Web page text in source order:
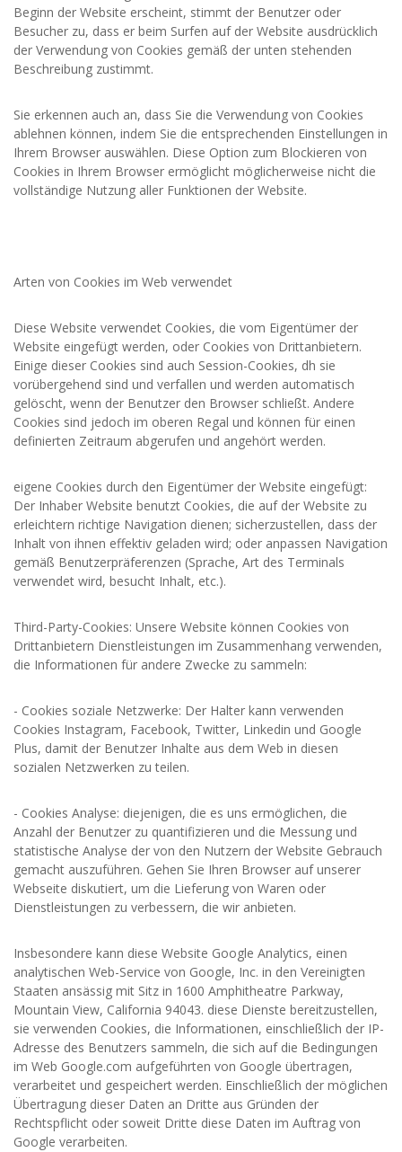
Beginn der Website erscheint, stimmt der Benutzer oder
Besucher zu, dass er beim Surfen auf der Website ausdrücklich
der Verwendung von Cookies gemäß der unten stehenden
Beschreibung zustimmt.
Sie erkennen auch an, dass Sie die Verwendung von Cookies
ablehnen können, indem Sie die entsprechenden Einstellungen in
Ihrem Browser auswählen. Diese Option zum Blockieren von
Cookies in Ihrem Browser ermöglicht möglicherweise nicht die
vollständige Nutzung aller Funktionen der Website.
Arten von Cookies im Web verwendet
Diese Website verwendet Cookies, die vom Eigentümer der
Website eingefügt werden, oder Cookies von Drittanbietern.
Einige dieser Cookies sind auch Session-Cookies, dh sie
vorübergehend sind und verfallen und werden automatisch
gelöscht, wenn der Benutzer den Browser schließt. Andere
Cookies sind jedoch im oberen Regal und können für einen
definierten Zeitraum abgerufen und angehört werden.
eigene Cookies durch den Eigentümer der Website eingefügt:
Der Inhaber Website benutzt Cookies, die auf der Website zu
erleichtern richtige Navigation dienen; sicherzustellen, dass der
Inhalt von ihnen effektiv geladen wird; oder anpassen Navigation
gemäß Benutzerpräferenzen (Sprache, Art des Terminals
verwendet wird, besucht Inhalt, etc.).
Third-Party-Cookies: Unsere Website können Cookies von
Drittanbietern Dienstleistungen im Zusammenhang verwenden,
die Informationen für andere Zwecke zu sammeln:
- Cookies soziale Netzwerke: Der Halter kann verwenden
Cookies Instagram, Facebook, Twitter, Linkedin und Google
Plus, damit der Benutzer Inhalte aus dem Web in diesen
sozialen Netzwerken zu teilen.
- Cookies Analyse: diejenigen, die es uns ermöglichen, die
Anzahl der Benutzer zu quantifizieren und die Messung und
statistische Analyse der von den Nutzern der Website Gebrauch
gemacht auszuführen. Gehen Sie Ihren Browser auf unserer
Webseite diskutiert, um die Lieferung von Waren oder
Dienstleistungen zu verbessern, die wir anbieten.
Insbesondere kann diese Website Google Analytics, einen
analytischen Web-Service von Google, Inc. in den Vereinigten
Staaten ansässig mit Sitz in 1600 Amphitheatre Parkway,
Mountain View, California 94043. diese Dienste bereitzustellen,
sie verwenden Cookies, die Informationen, einschließlich der IP-
Adresse des Benutzers sammeln, die sich auf die Bedingungen
im Web Google.com aufgeführten von Google übertragen,
verarbeitet und gespeichert werden. Einschließlich der möglichen
Übertragung dieser Daten an Dritte aus Gründen der
Rechtspflicht oder soweit Dritte diese Daten im Auftrag von
Google verarbeiten.